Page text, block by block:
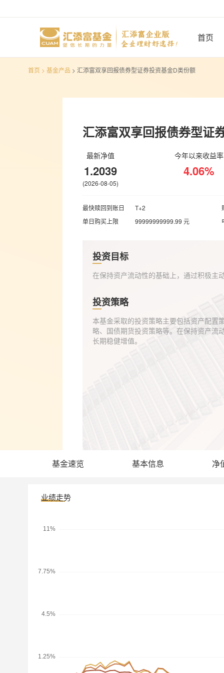
首页 > 基金产品 > 汇添富双享回报债券型证券投资基金D类份额
汇添富双享回报债券型证
最新净值
1.2039
(2026-08-05)
今年以来收益率
4.06%
最快赎回到账日 T+2
单日购买上限
99999999999.99 元
投资目标
在保持资产流动性的基础上，通过积极主
投资策略
本基金采取的投资策略主要包括资产配置
略、国债期货投资策略等。在保持资产流
长期稳健增值。
基金速览 基本信息 净
业绩走势